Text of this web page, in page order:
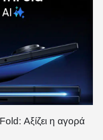
Αξίζει η αγορά